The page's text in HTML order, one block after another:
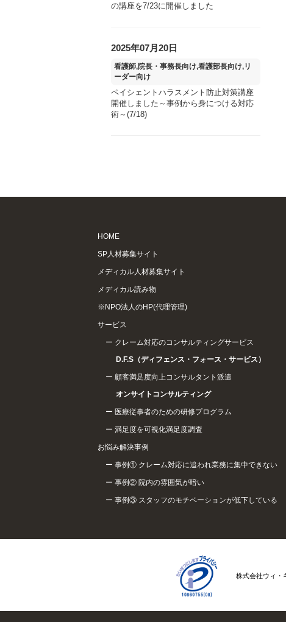
の講座を7/23に開催しました
2025年07月20日
看護師,院長・事務長向け,看護部長向け,リ
ーダー向け
ペイシェントハラスメント防止対策講座
開催しました～事例から身につける対応
術～(7/18)
HOME
SP人材募集サイト
メディカル人材募集サイト
メディカル読み物
※NPO法人のHP(代理管理)
サービス
クレーム対応のコンサルティングサービス
D.F.S（ディフェンス・フォース・サービス）
顧客満足度向上コンサルタント派遣
オンサイトコンサルティング
医療従事者のための研修プログラム
満足度を可視化満足度調査
お悩み解決事例
事例① クレーム対応に追われ業務に集中できない
事例② 院内の雰囲気が暗い
事例③ スタッフのモチベーションが低下している
株式会社ウィ・